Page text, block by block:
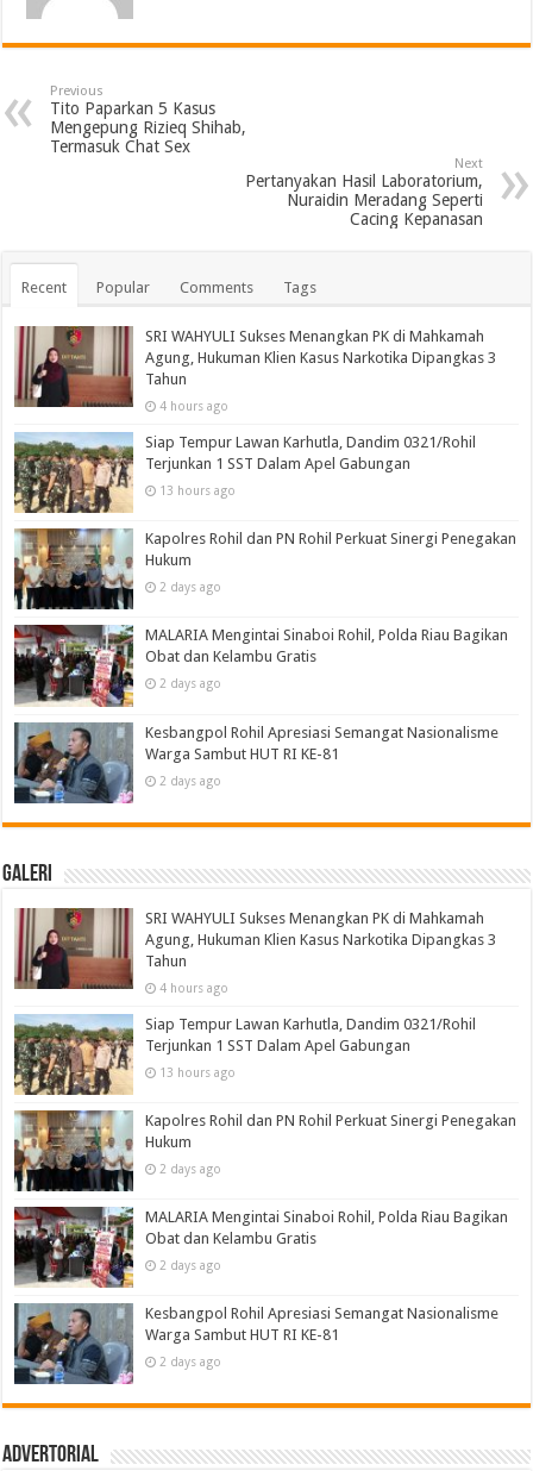
Previous
Tito Paparkan 5 Kasus
Mengepung Rizieq Shihab,
Termasuk Chat Sex
Next
Pertanyakan Hasil Laboratorium,
Nuraidin Meradang Seperti
Cacing Kepanasan
Recent Popular Comments Tags
SRI WAHYULI Sukses Menangkan PK di Mahkamah
Agung, Hukuman Klien Kasus Narkotika Dipangkas 3
Tahun
4 hours ago
Siap Tempur Lawan Karhutla, Dandim 0321/Rohil
Terjunkan 1 SST Dalam Apel Gabungan
13 hours ago
Kapolres Rohil dan PN Rohil Perkuat Sinergi Penegakan
Hukum
2 days ago
MALARIA Mengintai Sinaboi Rohil, Polda Riau Bagikan
Obat dan Kelambu Gratis
2 days ago
Kesbangpol Rohil Apresiasi Semangat Nasionalisme
Warga Sambut HUT RI KE-81
2 days ago
Galeri
SRI WAHYULI Sukses Menangkan PK di Mahkamah
Agung, Hukuman Klien Kasus Narkotika Dipangkas 3
Tahun
4 hours ago
Siap Tempur Lawan Karhutla, Dandim 0321/Rohil
Terjunkan 1 SST Dalam Apel Gabungan
13 hours ago
Kapolres Rohil dan PN Rohil Perkuat Sinergi Penegakan
Hukum
2 days ago
MALARIA Mengintai Sinaboi Rohil, Polda Riau Bagikan
Obat dan Kelambu Gratis
2 days ago
Kesbangpol Rohil Apresiasi Semangat Nasionalisme
Warga Sambut HUT RI KE-81
2 days ago
Advertorial